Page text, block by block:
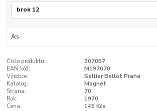
/ks
Číslo produktu:
307057
EAN kód:
M197070
Výrobce:
Sellier Bellot Praha
Katalog:
Magnet
Strana:
70
Rok:
1970
Cena:
145 Kčs